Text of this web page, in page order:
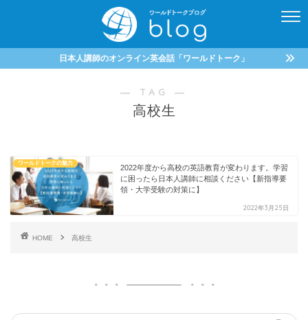
日本人講師のオンライン英会話「ワールドトーク」
― TAG ―
高校生
ワールドトークの魅力
2022年度から高校の英語教育が変わります。学習
に困ったら日本人講師に相談ください【新指導要
領・大学受験の対策に】
2022年3月25日
HOME 高校生